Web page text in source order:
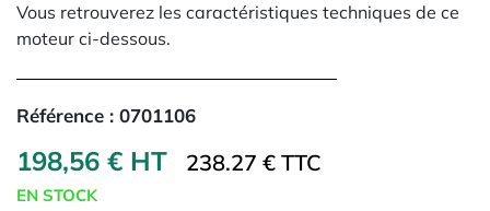
Vous retrouverez les caractéristiques techniques de ce
moteur ci-dessous.
Référence : 0701106
198,56 € HT 238.27 € TTC
EN STOCK